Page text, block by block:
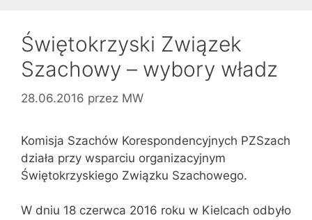
Świętokrzyski Związek
Szachowy – wybory władz
28.06.2016 przez MW
Komisja Szachów Korespondencyjnych PZSzach
działa przy wsparciu organizacyjnym
Świętokrzyskiego Związku Szachowego.
W dniu 18 czerwca 2016 roku w Kielcach odbyło